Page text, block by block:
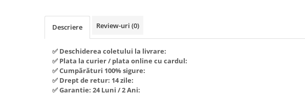
Masini de slefuit
Macarale si electopalane
Masini de tencuit
Masini de taiat placi ceramice /
gresie / faianta / parchet
Ventilatoare Industriale
Chiuvete bucatarie
Dozatoare de apa
Espressoare, cafetiere si rasnite
Descriere Review-uri (0)
✅ Deschiderea coletului la livrare:
✅ Plata la curier / plata online cu cardul:
✅ Cumpărături 100% sigure:
✅ Drept de retur: 14 zile:
✅ Garantie: 24 Luni / 2 Ani: